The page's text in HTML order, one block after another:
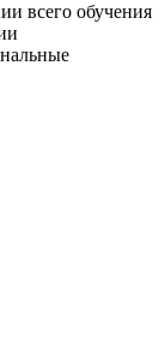
всего обучения